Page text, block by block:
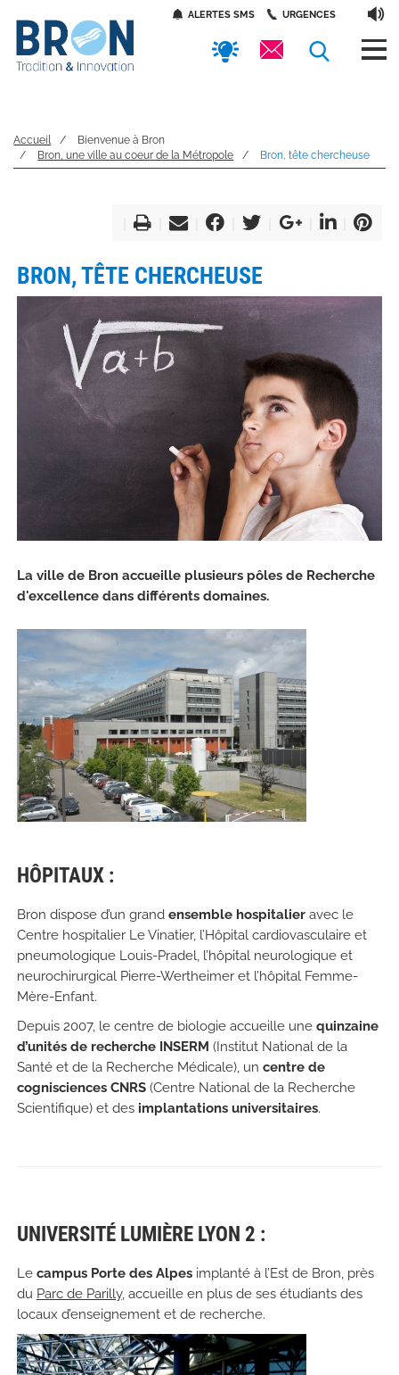
Panneau de gestion des cookies
contenu
principal
AccèsALERTES SMS URGENCES
Accueil
Bienvenue à Bron
Bron, une ville au coeur de la Métropole
Bron, tête chercheuse
BRON, TÊTE CHERCHEUSE
La ville de Bron accueille plusieurs pôles de Recherche
d'excellence dans différents domaines.
HÔPITAUX :
Bron dispose d’un grand ensemble hospitalier avec le
Centre hospitalier Le Vinatier, l’Hôpital cardiovasculaire et
pneumologique Louis-Pradel, l’hôpital neurologique et
neurochirurgical Pierre-Wertheimer et l’hôpital Femme-
Mère-Enfant.
Depuis 2007, le centre de biologie accueille une quinzaine
d’unités de recherche INSERM (Institut National de la
Santé et de la Recherche Médicale), un centre de
cognisciences CNRS(Centre National de la Recherche
Scientifique) et des implantations universitaires.
UNIVERSITÉ LUMIÈRE LYON 2 :
Le campus Porte des Alpesimplanté à l’Est de Bron, près
du Parc de Parilly, accueille en plus de ses étudiants des
locaux d’enseignement et de recherche.